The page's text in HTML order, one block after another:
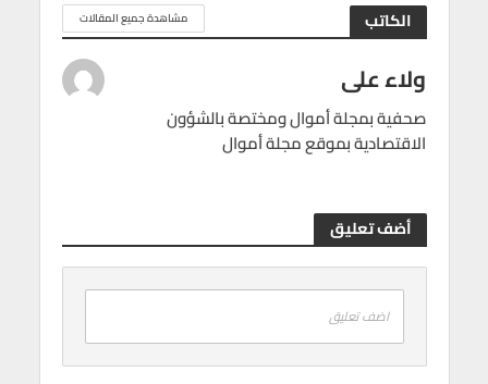
الكاتب مشاهدة جميع المقالات
ولاء على
صحفية بمجلة أموال ومختصة بالشؤون
الاقتصادية بموقع مجلة أموال
أضف تعليق
اضف تعليق